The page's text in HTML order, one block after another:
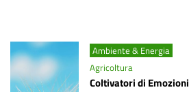
Ambiente & Energia
Agricoltura
Coltivatori di Emozioni